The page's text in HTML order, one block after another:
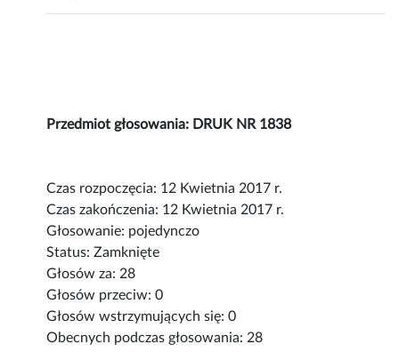
Przedmiot głosowania: DRUK NR 1838
Czas rozpoczęcia: 12 Kwietnia 2017 r.
Czas zakończenia: 12 Kwietnia 2017 r.
Głosowanie: pojedynczo
Status: Zamknięte
Głosów za: 28
Głosów przeciw: 0
Głosów wstrzymujących się: 0
Obecnych podczas głosowania: 28